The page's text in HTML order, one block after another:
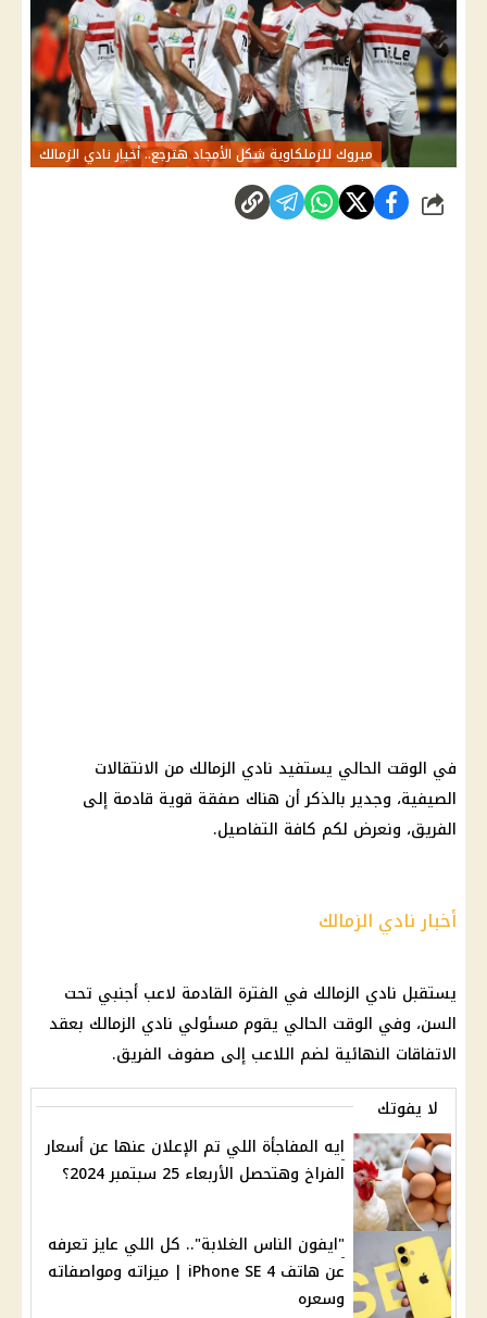
مبروك للزملكاوية شكل الأمجاد هترجع.. أخبار نادي الزمالك
شارك
في الوقت الحالي يستفيد نادي الزمالك من الانتقالات
الصيفية، وجدير بالذكر أن هناك صفقة قوية قادمة إلى
الفريق، ونعرض لكم كافة التفاصيل.
أخبار نادي الزمالك
يستقبل نادي الزمالك في الفترة القادمة لاعب أجنبي تحت
السن، وفي الوقت الحالي يقوم مسئولي نادي الزمالك بعقد
الاتفاقات النهائية لضم اللاعب إلى صفوف الفريق.
لا يفوتك
ايه المفاجأة اللي تم الإعلان عنها عن أسعار
الفراخ وهتحصل الأربعاء 25 سبتمبر 2024؟
"ايفون الناس الغلابة".. كل اللي عايز تعرفه
عن هاتف iPhone SE 4 | ميزاته ومواصفاته
وسعره